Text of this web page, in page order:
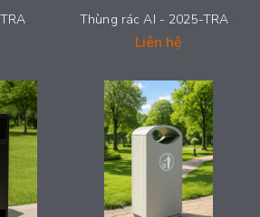
Thùng rác AI - 2025-TRAI-004 Thùng rác AI - 2025-TRAI-003
Liên hệ